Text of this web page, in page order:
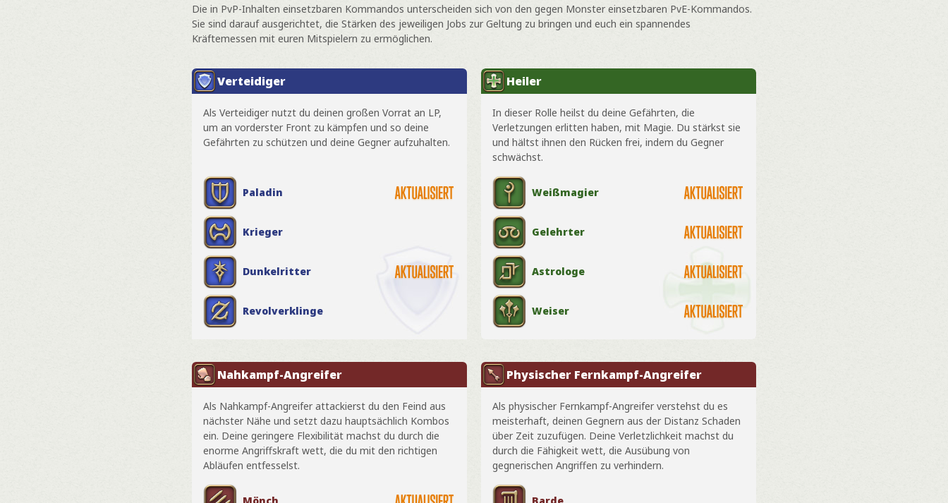
Die in PvP-Inhalten einsetzbaren Kommandos unterscheiden sich von den gegen Monster einsetzbaren PvE-Kommandos.
Sie sind darauf ausgerichtet, die Stärken des jeweiligen Jobs zur Geltung zu bringen und euch ein spannendes
Kräftemessen mit euren Mitspielern zu ermöglichen.
Verteidiger
Als Verteidiger nutzt du deinen großen Vorrat an LP,
um an vorderster Front zu kämpfen und so deine
Gefährten zu schützen und deine Gegner aufzuhalten.
Paladin
Krieger
Dunkelritter
Revolverklinge
Heiler
In dieser Rolle heilst du deine Gefährten, die
Verletzungen erlitten haben, mit Magie. Du stärkst sie
und hältst ihnen den Rücken frei, indem du Gegner
schwächst.
Weißmagier
Gelehrter
Astrologe
Weiser
Nahkampf-Angreifer
Als Nahkampf-Angreifer attackierst du den Feind aus
nächster Nähe und setzt dazu hauptsächlich Kombos
ein. Deine geringere Flexibilität machst du durch die
enorme Angriffskraft wett, die du mit den richtigen
Abläufen entfesselst.
Physischer Fernkampf-Angreifer
Als physischer Fernkampf-Angreifer verstehst du es
meisterhaft, deinen Gegnern aus der Distanz Schaden
über Zeit zuzufügen. Deine Verletzlichkeit machst du
durch die Fähigkeit wett, die Ausübung von
gegnerischen Angriffen zu verhindern.